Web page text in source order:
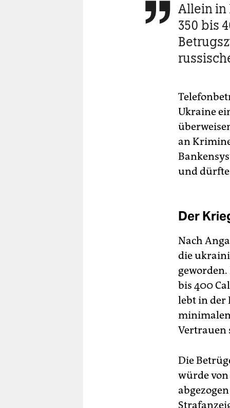
 Allein in
350 bis
Ukraine
an
und dürfte
Der
Nach
die
geworden.
bis 400
lebt in der
Vertrauen
Die
würde